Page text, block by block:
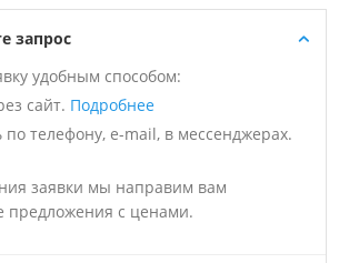
запрос
удобным способом:
сайт. Подробнее
по телефону, e-mail, в мессенджерах.
заявки мы направим вам
предложения с ценами.